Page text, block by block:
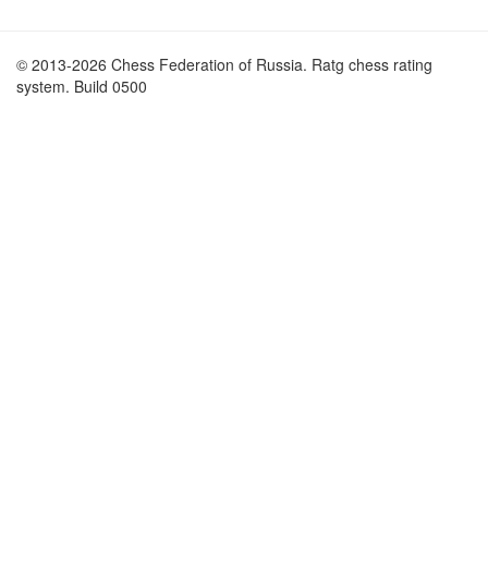
© 2013-2026 Chess Federation of Russia. Ratg chess rating
system. Build 0500